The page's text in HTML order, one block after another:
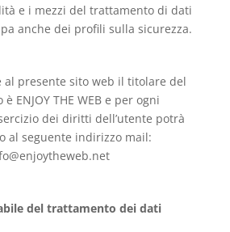
e i mezzi del trattamento di dati
anche dei profili sulla sicurezza.
al presente sito web il titolare del
ENJOY THE WEB e per ogni
dei diritti dell’utente potrà
al seguente indirizzo mail:
del trattamento dei dati